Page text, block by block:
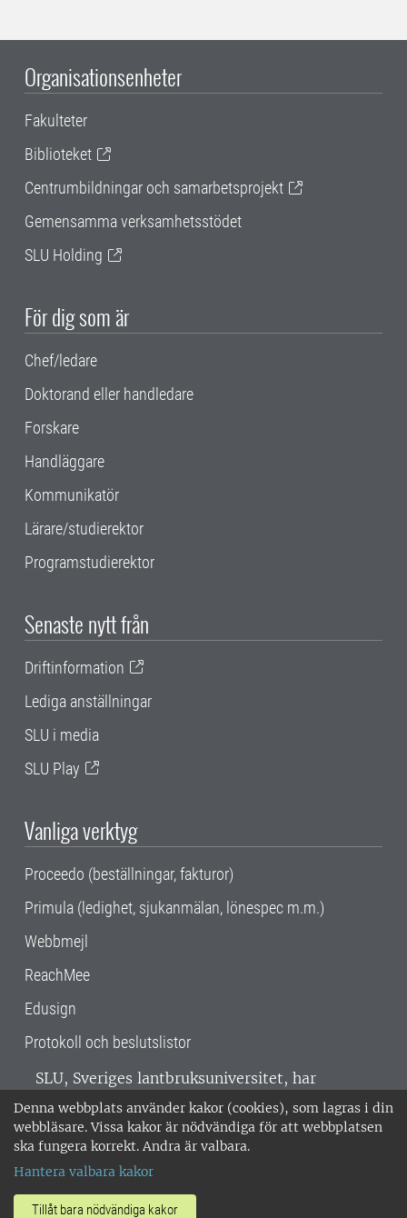
Denna webbplats använder kakor (cookies), som lagras i din
webbläsare. Vissa kakor är nödvändiga för att webbplatsen
ska fungera korrekt. Andra är valbara.
Hantera valbara kakor
Tillåt bara nödvändiga kakor
Organisationsenheter
Fakulteter
Biblioteket
Centrumbildningar och samarbetsprojekt
Gemensamma verksamhetsstödet
SLU Holding
För dig som är
Chef/ledare
Doktorand eller handledare
Forskare
Handläggare
Kommunikatör
Lärare/studierektor
Programstudierektor
Senaste nytt från
Driftinformation
Lediga anställningar
SLU i media
SLU Play
Vanliga verktyg
Proceedo (beställningar, fakturor)
Primula (ledighet, sjukanmälan, lönespec m.m.)
Webbmejl
ReachMee
Edusign
Protokoll och beslutslistor
SLU, Sveriges lantbruksuniversitet, har
verksamhet över hela Sverige. Huvudorter är
Alnarp, Uppsala och Umeå.SLU är
miljöcertifierat enligt ISO 14001. •
018-67 10 00 • Org nr: 202100-2817 •
Om SLU:s webbplatser